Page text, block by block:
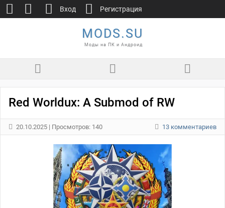
MODS.SU
Моды на ПК и Андроид
Red Worldux: A Submod of RW
20.10.2025 | Просмотров: 140 13 комментариев
Вход Регистрация